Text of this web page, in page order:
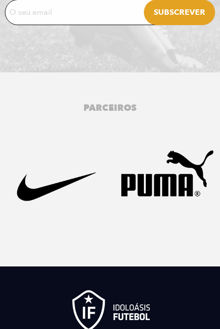
PARCEIROS